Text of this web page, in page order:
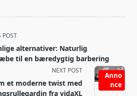
POST
alternativer: Naturlig
til en bæredygtig barbering
Anno
nce
NEXT POST
et moderne twist med
fra vidaXL